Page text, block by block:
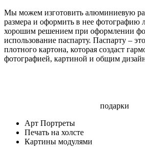
Мы можем изготовить алюминиевую
размера и оформить в нее фотографию
хорошим решением при оформлении
использование паспарту. Паспарту –
плотного картона, которая создаст
фотографией, картиной и общим
подарки
Арт Портреты
Печать на холсте
Картины модулями